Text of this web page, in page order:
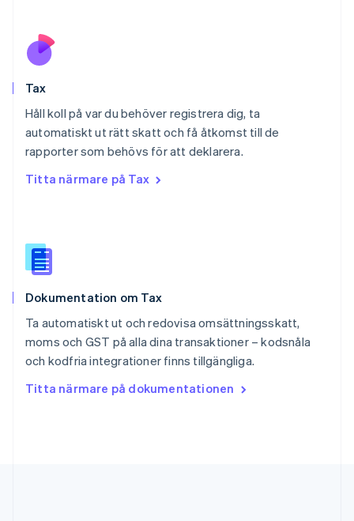
Tax
Håll koll på var du behöver registrera dig, ta
automatiskt ut rätt skatt och få åtkomst till de
rapporter som behövs för att deklarera.
Titta närmare på Tax
Dokumentation om Tax
Ta automatiskt ut och redovisa omsättningsskatt,
moms och GST på alla dina transaktioner – kodsnåla
och kodfria integrationer finns tillgängliga.
Titta närmare på dokumentationen
English
Portugal
Schweiz
DeutschFrançaisItalianoEnglish
Singapore
Slovakien
Spanien
Español
English
Sverige
Thailand
ไทยEnglish
English